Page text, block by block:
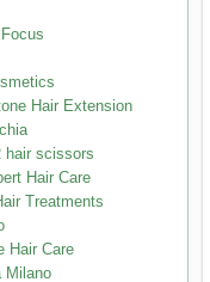
Hair Extension
hair scissors
Hair Care
Treatments
Hair Care
Milano